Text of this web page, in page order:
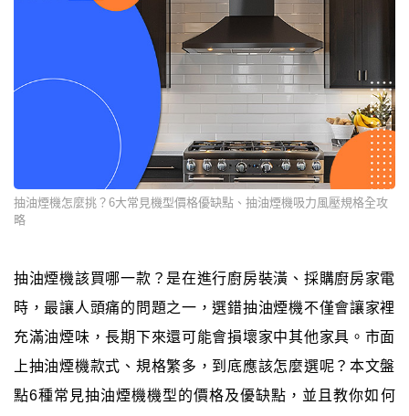
抽油煙機怎麼挑？6大常見機型價格優缺點、抽油煙機吸力風壓規格全攻
略
抽油煙機該買哪一款？是在進行廚房裝潢、採購廚房家電
時，最讓人頭痛的問題之一，選錯抽油煙機不僅會讓家裡
充滿油煙味，長期下來還可能會損壞家中其他家具。市面
上抽油煙機款式、規格繁多，到底應該怎麼選呢？本文盤
點6種常見抽油煙機機型的價格及優缺點，並且教你如何